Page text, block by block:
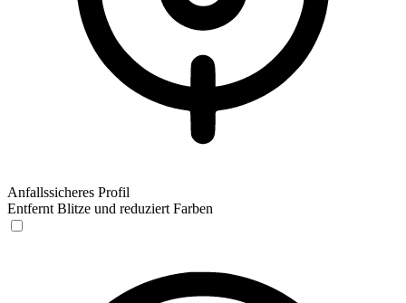
Anfallssicheres Profil
Entfernt Blitze und reduziert Farben